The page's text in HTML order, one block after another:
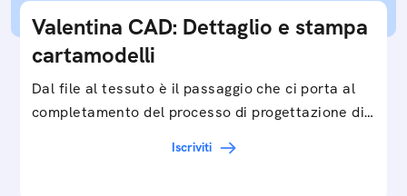
Valentina CAD: Dettaglio e stampa
cartamodelli
Dal file al tessuto è il passaggio che ci porta al
completamento del processo di progettazione di
Iscriviti